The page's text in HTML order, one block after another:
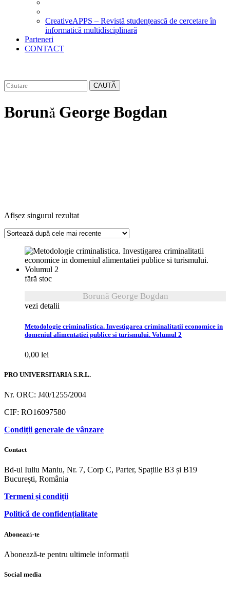
CreativeAPPS – Revistă studențească de cercetare în
informatică multidisciplinară
Parteneri
CONTACT
CAUTĂ
Borună George Bogdan
Afișez singurul rezultat
fără stoc
Borună George Bogdan
vezi detalii
Metodologie criminalistica. Investigarea criminalitatii economice in
domeniul alimentatiei publice si turismului. Volumul 2
0,00 lei
PRO UNIVERSITARIA S.R.L.
Nr. ORC: J40/1255/2004
CIF: RO16097580
Condiții generale de vânzare
Contact
Bd-ul Iuliu Maniu, Nr. 7, Corp C, Parter, Spațiile B3 și B19
București, România
Termeni și condiții
Politică de confidențialitate
Abonează-te
Abonează-te pentru ultimele informații
Social media